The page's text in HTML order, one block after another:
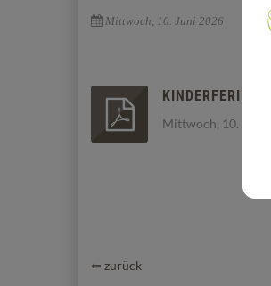
Mittwoch, 10. Juni 2026
Mittwoch, 10. Juni
⇐ zurück